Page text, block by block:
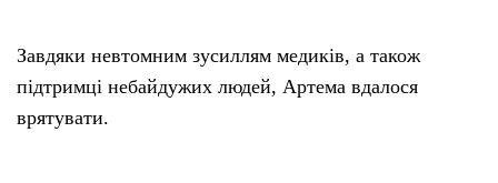
Завдяки невтомним зусиллям медиків, а також
підтримці небайдужих людей, Артема вдалося
врятувати.